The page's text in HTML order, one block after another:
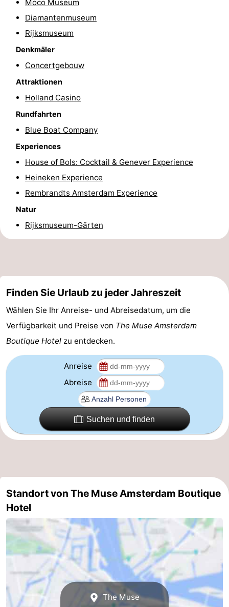
Südholland
Praktisch
Forum
Reisebuchshop
Őffentliche
Verkehr
Route
Hauptbahnhof
Eindhoven
Tipps
Kontakt
Moco Museum
Diamantenmuseum
Rijksmuseum
Denkmäler
Concertgebouw
Attraktionen
Holland Casino
Rundfahrten
Blue Boat Company
Experiences
House of Bols: Cocktail & Genever Experience
Heineken Experience
Rembrandts Amsterdam Experience
Natur
Rijksmuseum-Gärten
Finden Sie Urlaub zu jeder Jahreszeit
Wählen Sie Ihr Anreise- und Abreisedatum, um die
Verfügbarkeit und Preise von The Muse Amsterdam
Boutique Hotel zu entdecken.
Anreise
Abreise
Suchen und finden
Standort von The Muse Amsterdam Boutique
Hotel
The Muse